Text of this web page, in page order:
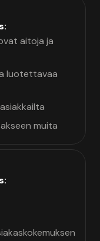
aitoja ja
luotettavaa
muita